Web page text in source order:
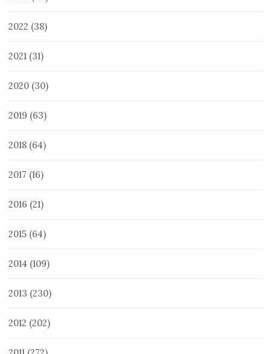
2022 (38)
2021 (31)
2020 (30)
2019 (63)
2018 (64)
2017 (16)
2016 (21)
2015 (64)
2014 (109)
2013 (230)
2012 (202)